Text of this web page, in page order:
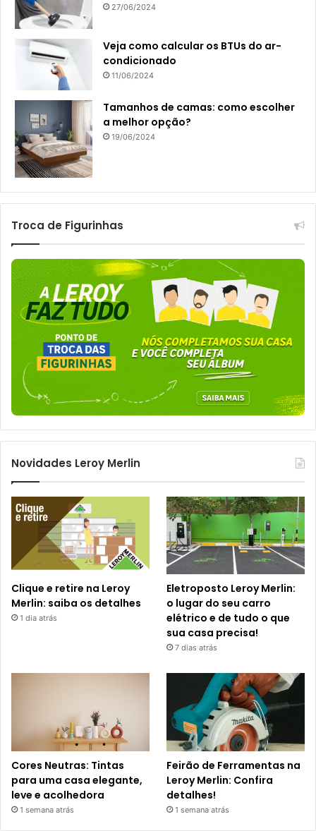
27/06/2024
Veja como calcular os BTUs do ar-
condicionado
11/06/2024
Tamanhos de camas: como escolher
a melhor opção?
19/06/2024
Troca de Figurinhas
Novidades Leroy Merlin
Clique e retire na Leroy
Merlin: saiba os detalhes
1 dia atrás
Eletroposto Leroy Merlin:
o lugar do seu carro
elétrico e de tudo o que
sua casa precisa!
7 dias atrás
Cores Neutras: Tintas
para uma casa elegante,
leve e acolhedora
1 semana atrás
Feirão de Ferramentas na
Leroy Merlin: Confira
detalhes!
1 semana atrás